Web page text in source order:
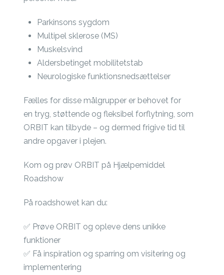
Parkinsons sygdom
Multipel sklerose (MS)
Muskelsvind
Aldersbetinget mobilitetstab
Neurologiske funktionsnedsættelser
Fælles for disse målgrupper er behovet for
en tryg, støttende og fleksibel forflytning, som
ORBIT kan tilbyde – og dermed frigive tid til
andre opgaver i plejen.
Kom og prøv ORBIT på Hjælpemiddel
Roadshow
På roadshowet kan du:
✅ Prøve ORBIT og opleve dens unikke
funktioner
✅ Få inspiration og sparring om visitering og
implementering